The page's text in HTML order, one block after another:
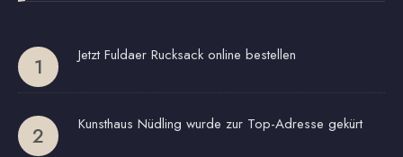
Jetzt Fuldaer Rucksack online bestellen
Kunsthaus Nüdling wurde zur Top-Adresse gekürt